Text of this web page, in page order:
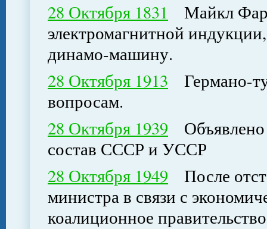
28 Октября 1831 Майкл
электромагнитной
динамо-машину.
28 Октября 1913 Германо-
вопросам.
28 Октября 1939
состав СССР и УССР
28 Октября 1949 После
министра в связи с
коалиционное